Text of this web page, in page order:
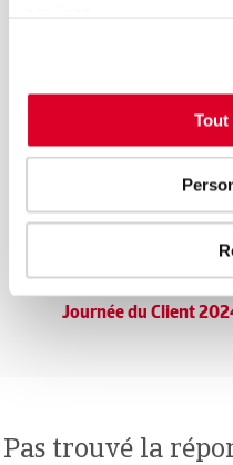
Tout
Terminologie
Journée du Client
Pas trouvé la